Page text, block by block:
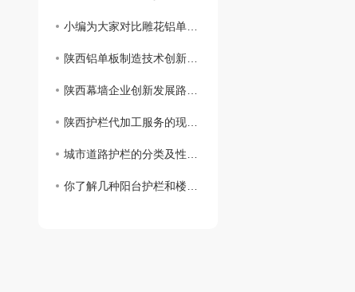
小编为大家对比雕花铝单板与木纹铝单板的区别。
陕西铝单板制造技术创新研究
陕西幕墙企业创新发展路径研究
陕西护栏代加工服务的现状和未来发展方向
城市道路护栏的分类及性能特点。
你了解几种阳台护栏和楼梯护栏的分类？